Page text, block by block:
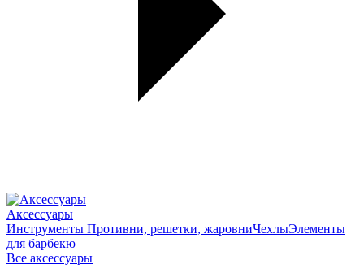
Аксессуары
Инструменты Противни, решетки, жаровниЧехлыЭлементы
для барбекю
Все аксессуары